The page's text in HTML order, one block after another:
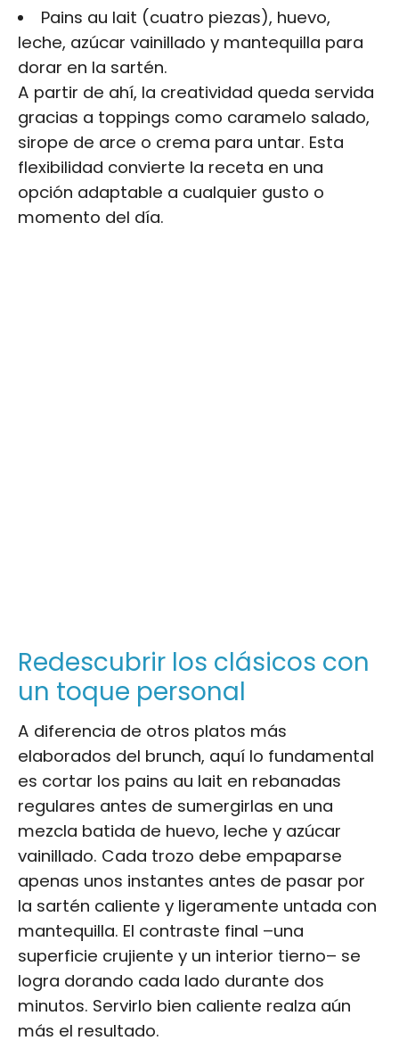
Pains au lait (cuatro piezas), huevo,
leche, azúcar vainillado y mantequilla para
dorar en la sartén.
A partir de ahí, la creatividad queda servida
gracias a toppings como caramelo salado,
sirope de arce o crema para untar. Esta
flexibilidad convierte la receta en una
opción adaptable a cualquier gusto o
momento del día.
Redescubrir los clásicos con
un toque personal
A diferencia de otros platos más
elaborados del brunch, aquí lo fundamental
es cortar los pains au lait en rebanadas
regulares antes de sumergirlas en una
mezcla batida de huevo, leche y azúcar
vainillado. Cada trozo debe empaparse
apenas unos instantes antes de pasar por
la sartén caliente y ligeramente untada con
mantequilla. El contraste final –una
superficie crujiente y un interior tierno– se
logra dorando cada lado durante dos
minutos. Servirlo bien caliente realza aún
más el resultado.